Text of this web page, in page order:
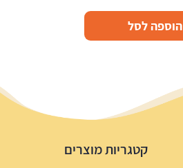
הוספה לסל
קטגריות מוצרים